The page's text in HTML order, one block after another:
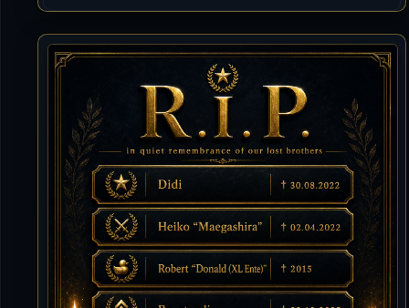
DieWildeHilde
10.07.2026 / 12:48
Happy Birthday Chickpea
DieWildeHilde
10.07.2026 / 10:08
Hallo meine Lieben!
Isimiyaki
10.07.2026 / 00:34
Alles gute chickpea
Mojochilla
02.07.2026 / 15:53
Was geht aaaaaaaaaaaab